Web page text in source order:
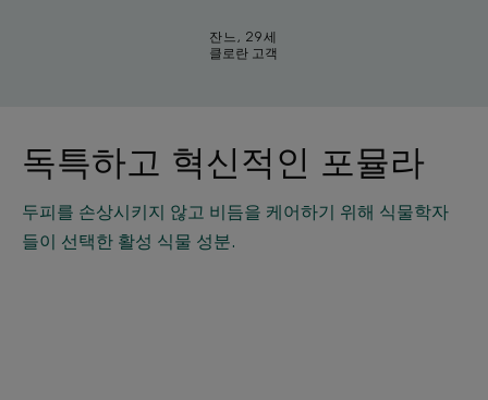
잔느, 29세
클로란 고객
독특하고 혁신적인 포뮬라
두피를 손상시키지 않고 비듬을 케어하기 위해 식물학자
들이 선택한 활성 식물 성분.